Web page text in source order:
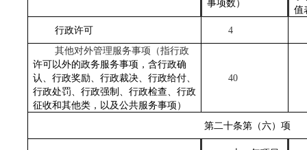
事项数 ）
值
行政许可
4
其他对外管理服务事项 （指行政
许可以外的政务服务事项，含行政确
认、行政奖励、行政裁决、行政给付、
行政处罚、行政强制、行政检查、行政
征收和其他类，以及公共服务事项 ）
40
第二十条第（六）项